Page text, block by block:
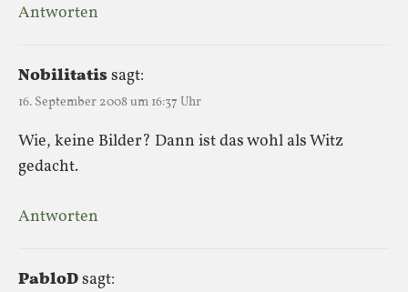
Antworten
Nobilitatissagt:
16. September 2008 um 16:37 Uhr
Wie, keine Bilder? Dann ist das wohl als Witz
gedacht.
Antworten
PabloDsagt: